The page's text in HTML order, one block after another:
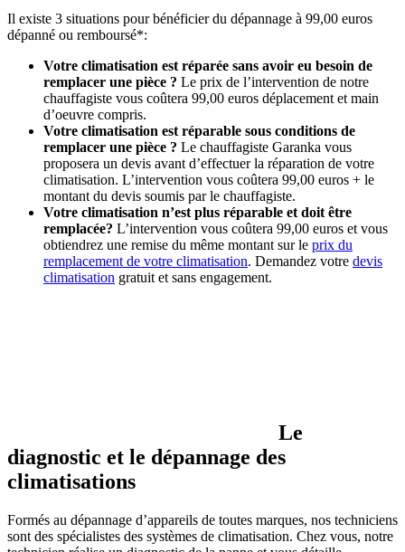
Il existe 3 situations pour bénéficier du dépannage à 99,00 euros
dépanné ou remboursé*:
Votre climatisation est réparée sans avoir eu besoin de
remplacer une pièce ? Le prix de l’intervention de notre
chauffagiste vous coûtera 99,00 euros déplacement et main
d’oeuvre compris.
Votre climatisation est réparable sous conditions de
remplacer une pièce ? Le chauffagiste Garanka vous
proposera un devis avant d’effectuer la réparation de votre
climatisation. L’intervention vous coûtera 99,00 euros + le
montant du devis soumis par le chauffagiste.
Votre climatisation n’est plus réparable et doit être
remplacée? L’intervention vous coûtera 99,00 euros et vous
obtiendrez une remise du même montant sur le prix du
remplacement de votre climatisation. Demandez votre devis
climatisation gratuit et sans engagement.
Le
diagnostic et le dépannage des
climatisations
Formés au dépannage d’appareils de toutes marques, nos techniciens
sont des spécialistes des systèmes de climatisation. Chez vous, notre